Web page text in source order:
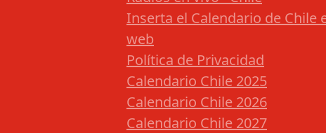
Inserta el Calendario de Chile
web
Política de Privacidad
Calendario Chile 2025
Calendario Chile 2026
Calendario Chile 2027